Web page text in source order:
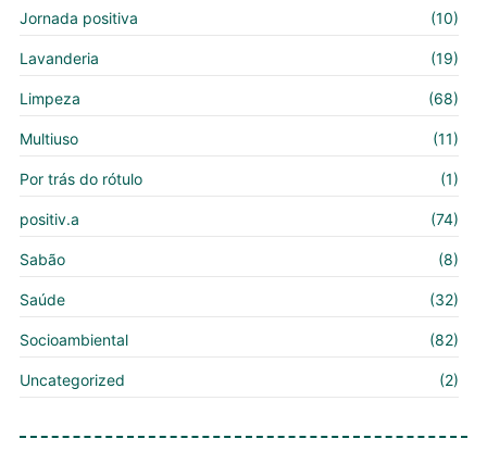
Jornada positiva (10)
Lavanderia (19)
Limpeza (68)
Multiuso (11)
Por trás do rótulo (1)
positiv.a (74)
Sabão (8)
Saúde (32)
Socioambiental (82)
Uncategorized (2)